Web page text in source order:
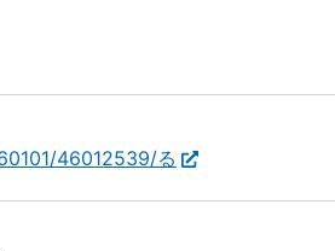
46012539/る